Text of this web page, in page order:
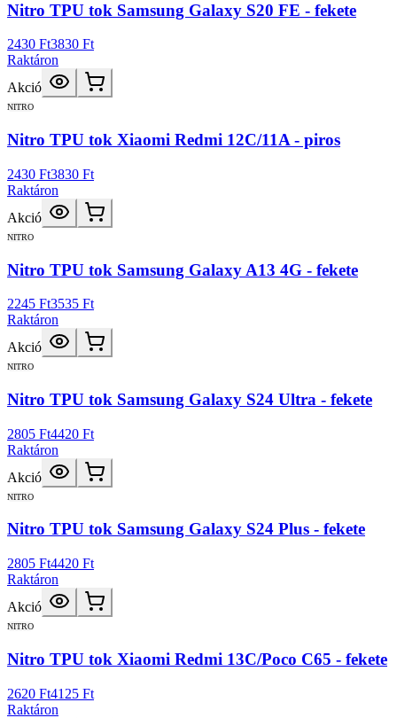
Nitro TPU tok Samsung Galaxy S20 FE - fekete
2430 Ft3830 Ft
Raktáron
Akció
NITRO
Nitro TPU tok Xiaomi Redmi 12C/11A - piros
2430 Ft3830 Ft
Raktáron
Akció
NITRO
Nitro TPU tok Samsung Galaxy A13 4G - fekete
2245 Ft3535 Ft
Raktáron
Akció
NITRO
Nitro TPU tok Samsung Galaxy S24 Ultra - fekete
2805 Ft4420 Ft
Raktáron
Akció
NITRO
Nitro TPU tok Samsung Galaxy S24 Plus - fekete
2805 Ft4420 Ft
Raktáron
Akció
NITRO
Nitro TPU tok Xiaomi Redmi 13C/Poco C65 - fekete
2620 Ft4125 Ft
Raktáron